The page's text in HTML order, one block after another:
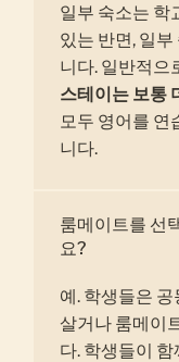
일부 숙소는 학
있는 반면, 일
니다. 일반적으
스테이는 보통
모두 영어를 연
니다.
룸메이트를 선
요?
예. 학생들은
살거나 룸메이
다. 학생들이